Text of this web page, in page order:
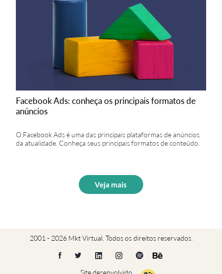
Facebook Ads: conheça os principais formatos de
anúncios
O Facebook Ads é uma das principais plataformas de anúncios
da atualidade. Conheça seus principais formatos de conteúdo.
Veja mais
2001 - 2026 Mkt Virtual. Todos os direitos reservados.
Site desenvolvido